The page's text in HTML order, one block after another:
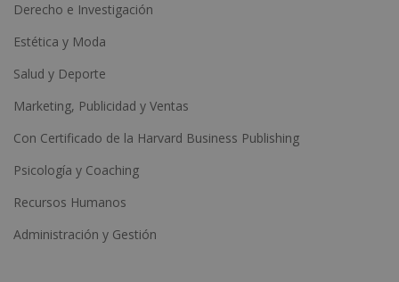
Derecho e Investigación
Estética y Moda
Salud y Deporte
Marketing, Publicidad y Ventas
Con Certificado de la Harvard Business Publishing
Psicología y Coaching
Recursos Humanos
Administración y Gestión